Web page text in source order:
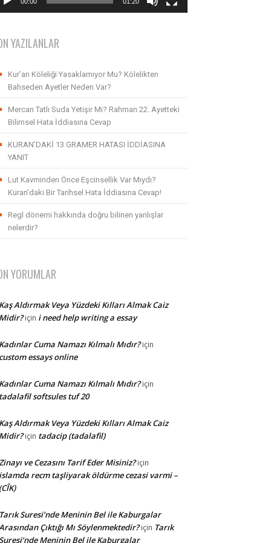
YAZILANLAR
Kur’an Köleliği Yasaklamıyor Mu? Kölelikten
Bahseden Ayetler Neden Var?
Mercan Tatlı Suda Yetişir Mi? Rahman 22. Ayetteki
Bilimsel Hata İddiasına Cevap
KURAN’DAKİ 13 GRAMER HATASI İDDİASINA
YANIT
Lut Kavminden Önce Eşcinsellik Var Mıydı?
Kuran’daki Bir Tarihsel Hata İddiasına Cevap!
Regl dönemi hakkında doğru bilinen yanlışlar
nelerdir?
YORUMLAR
Aldırmak Veya Yüzdeki Kılları Almak Caiz
için i need help writing a essay
Cuma Namazı Kılmalı Mıdır?için
essays online
Cuma Namazı Kılmalı Mıdır?için
softsules tuf 20
Aldırmak Veya Yüzdeki Kılları Almak Caiz
için tadacip (tadalafil)
ve Cezasını Tarif Eder Misiniz?için
recm taşliyarak öldürme cezasi varmi –
Suresi’nde Meninin Bel ile Kaburgalar
Çıktığı Mı Söylenmektedir?için Tarık
Meninin Bel ile Kaburgalar